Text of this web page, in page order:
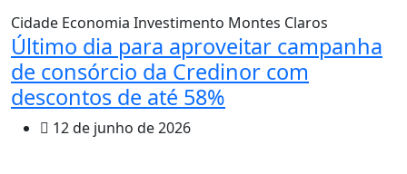
Cidade Economia Investimento Montes Claros
Último dia para aproveitar campanha
de consórcio da Credinor com
descontos de até 58%
12 de junho de 2026